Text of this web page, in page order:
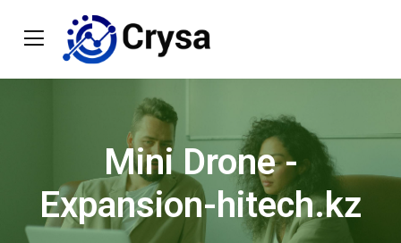
Mini Drone -
Expansion-hitech.kz